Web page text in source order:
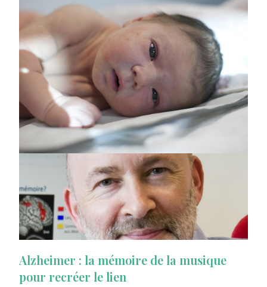
Alzheimer : la mémoire de la musique
pour recréer le lien